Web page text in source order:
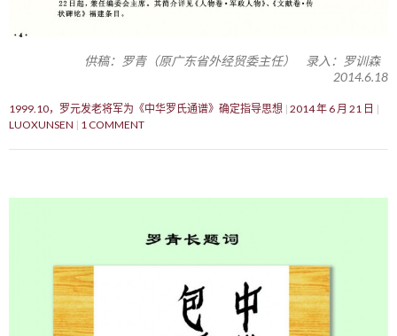
供稿：罗青（原广东省外经贸委主任） 录入：罗训森
2014.6.18
1999.10，罗元发老将军为《中华罗氏通谱》确定指导思想 2014 年 6 月 21 日
LUOXUNSEN
1 COMMENT